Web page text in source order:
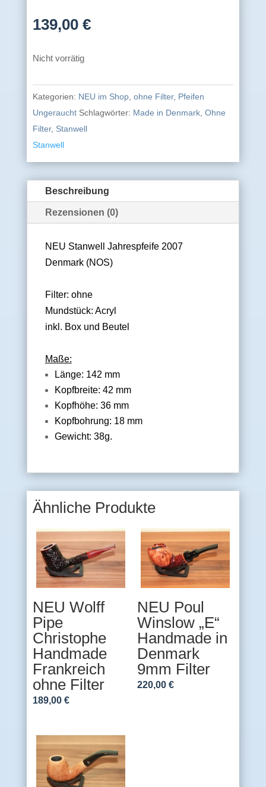
139,00 €
Nicht vorrätig
Kategorien: NEU im Shop, ohne Filter, Pfeifen
Ungeraucht Schlagwörter: Made in Denmark, Ohne
Filter, Stanwell
Stanwell
Beschreibung
Rezensionen (0)
NEU Stanwell Jahrespfeife 2007
Denmark (NOS)
Filter: ohne
Mundstück: Acryl
inkl. Box und Beutel
Maße:
Länge: 142 mm
Kopfbreite: 42 mm
Kopfhöhe: 36 mm
Kopfbohrung: 18 mm
Gewicht: 38g.
Ähnliche Produkte
NEU Wolff
Pipe
Christophe
Handmade
Frankreich
ohne Filter
189,00 €
NEU Poul
Winslow „E“
Handmade in
Denmark
9mm Filter
220,00 €